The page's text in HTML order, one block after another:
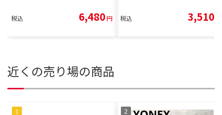
税込 6,480円 税込 3,510
近くの売り場の商品